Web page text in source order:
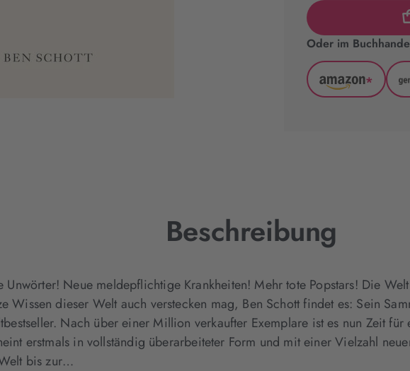
Oder im
Amazon
*
Beschreibung
Unwörter! Neue meldepflichtige Krankheiten! Mehr tote Popstars! Die
Wissen dieser Welt auch verstecken mag, Ben Schott findet es: Sein
Nach über einer Million verkaufter Exemplare ist es nun Zeit
erstmals in vollständig überarbeiteter Form und mit einer Vielzahl
bis zur…